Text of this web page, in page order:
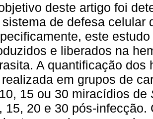
deste artigo foi
sistema de defesa celular
este
e liberados na
A quantificação
em grupos de
15 ou 30 miracídios de
15, 20 e 30 pós-